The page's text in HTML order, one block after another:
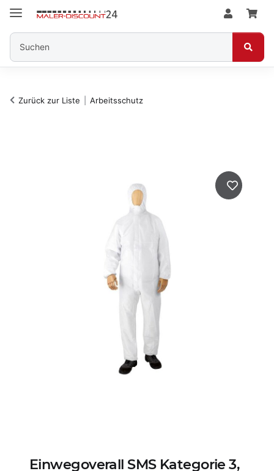
Zurück zur Liste Arbeitsschutz
Einwegoverall SMS Kategorie 3,